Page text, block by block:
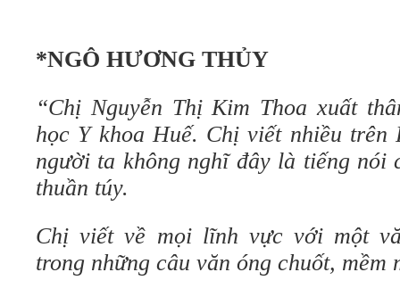
*NGÔ HƯƠNG THỦY
“Chị Nguyễn Thị Kim Thoa xuất
học Y khoa Huế. Chị viết nhiều
người ta không nghĩ đây là tiếng nói
thuần túy.
Chị viết về mọi lĩnh vực với một
trong những câu văn óng chuốt, mềm